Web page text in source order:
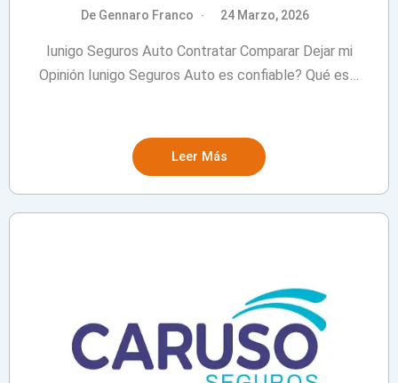
De Gennaro Franco 24 Marzo, 2026
Iunigo Seguros Auto Contratar Comparar Dejar mi
Opinión Iunigo Seguros Auto es confiable? Qué es…
Leer Más